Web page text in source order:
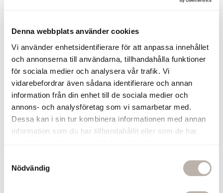
Denna webbplats använder cookies
Vi använder enhetsidentifierare för att anpassa innehållet
och annonserna till användarna, tillhandahålla funktioner
för sociala medier och analysera vår trafik. Vi
vidarebefordrar även sådana identifierare och annan
information från din enhet till de sociala medier och
annons- och analysföretag som vi samarbetar med.
Dessa kan i sin tur kombinera informationen med annan
information som du har tillhandahållit eller som de har
Nödvändig
Bottenventil Otto Krom
Bottenventil i Krom
Universiell bottenventil med pop-up
funktion för tvättställ
Tillverkad i Italien av hög kvalité
Till bottenventil Otto passar detta
Vattenlås:Köp här >>